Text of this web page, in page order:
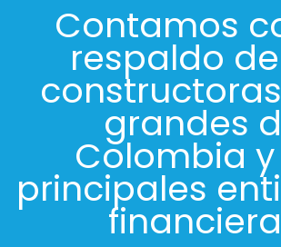
Contamos
respaldo
grandes
Colombia
principales